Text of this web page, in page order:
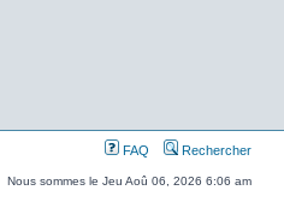
FAQ Rechercher
Nous sommes le Jeu Aoû 06, 2026 6:06 am